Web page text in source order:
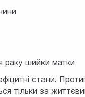
раку шийки матки
стани.
тільки за